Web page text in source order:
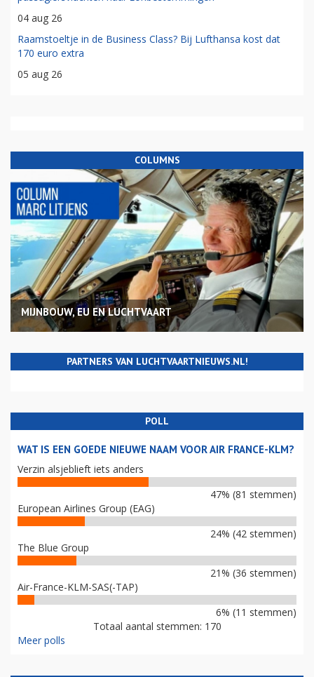
04 aug 26
Raamstoeltje in de Business Class? Bij Lufthansa kost dat
170 euro extra
05 aug 26
COLUMNS
MIJNBOUW, EU EN LUCHTVAART
PARTNERS VAN LUCHTVAARTNIEUWS.NL!
POLL
WAT IS EEN GOEDE NIEUWE NAAM VOOR AIR FRANCE-KLM?
Verzin alsjeblieft iets anders
47% (81 stemmen)
European Airlines Group (EAG)
24% (42 stemmen)
The Blue Group
21% (36 stemmen)
Air-France-KLM-SAS(-TAP)
6% (11 stemmen)
Totaal aantal stemmen: 170
Meer polls